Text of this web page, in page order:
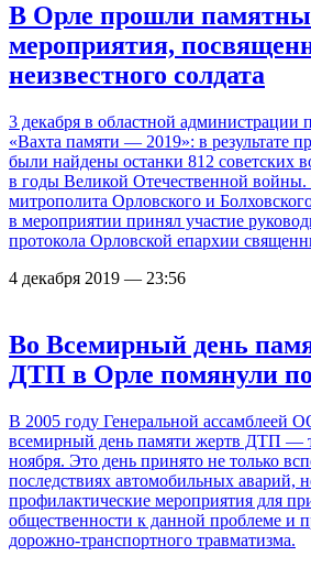
В Орле прошли
мероприятия,
неизвестного солдата
3 декабря в областной администрации
«Вахта памяти — 2019»: в результате
были найдены останки 812 советских
в годы Великой Отечественной
митрополита Орловского и
в мероприятии принял участие
протокола Орловской епархии
4 декабря 2019 — 23:56
Во Всемирный день
ДТП в Орле помянули
В 2005 году Генеральной ассамблеей
всемирный день памяти жертв ДТП —
ноября. Это день принято не только
последствиях автомобильных аварий,
профилактические мероприятия для
общественности к данной проблеме и
дорожно-транспортного травматизма.